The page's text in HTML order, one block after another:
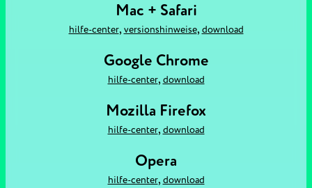
Mac + Safari
hilfe-center, versionshinweise, download
Google Chrome
hilfe-center, download
Mozilla Firefox
hilfe-center, download
Opera
hilfe-center, download